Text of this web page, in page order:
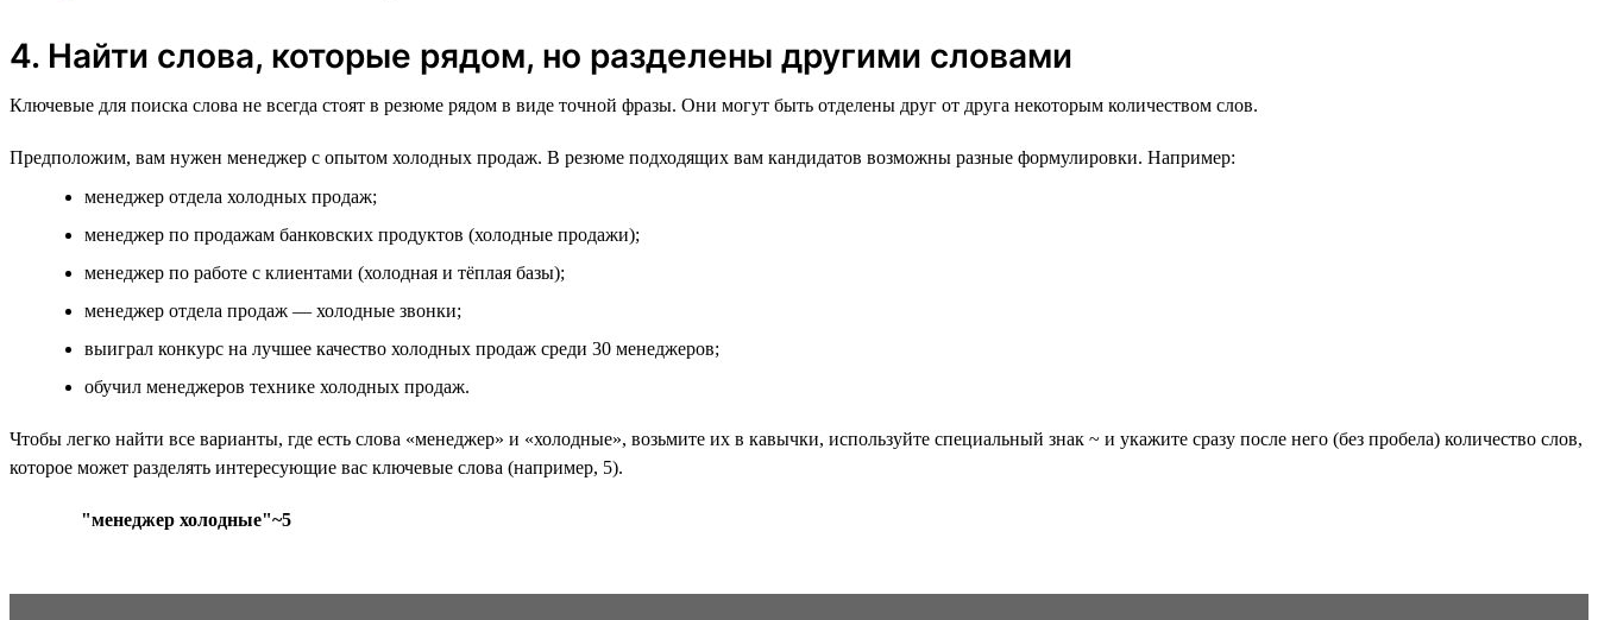
4. Найти слова, которые рядом, но разделены другими словами
Ключевые для поиска слова не всегда стоят в резюме рядом в виде точной фразы. Они могут быть отделены друг от друга некоторым количеством слов.
Предположим, вам нужен менеджер с опытом холодных продаж. В резюме подходящих вам кандидатов возможны разные формулировки. Например:
менеджер отдела холодных продаж;
менеджер по продажам банковских продуктов (холодные продажи);
менеджер по работе с клиентами (холодная и тёплая базы);
менеджер отдела продаж — холодные звонки;
выиграл конкурс на лучшее качество холодных продаж среди 30 менеджеров;
обучил менеджеров технике холодных продаж.
Чтобы легко найти все варианты, где есть слова «менеджер» и «холодные», возьмите их в кавычки, используйте специальный знак ~ и укажите сразу после него (без пробела) количество слов,
которое может разделять интересующие вас ключевые слова (например, 5).
"менеджер холодные"~5